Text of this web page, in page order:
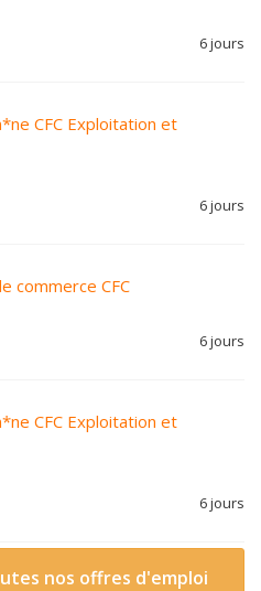
6 jours
CFC Exploitation et
6 jours
commerce CFC
6 jours
CFC Exploitation et
6 jours
nos offres d'emploi